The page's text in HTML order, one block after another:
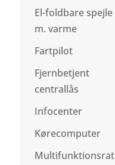
El-foldbare spejle
m. varme
Fartpilot
Fjernbetjent
centrallås
Infocenter
Kørecomputer
Multifunktionsrat